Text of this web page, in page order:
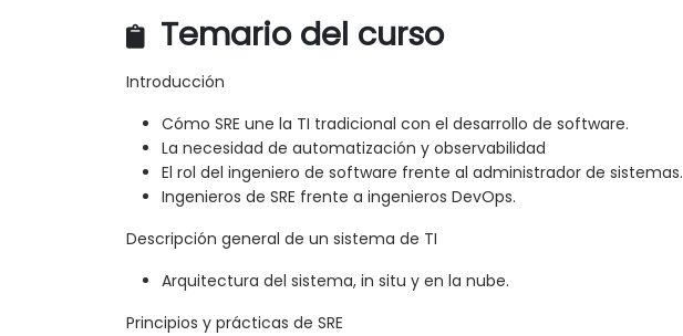
Temario del curso
Introducción
Cómo SRE une la TI tradicional con el desarrollo de software.
La necesidad de automatización y observabilidad
El rol del ingeniero de software frente al administrador de sistemas.
Ingenieros de SRE frente a ingenieros DevOps.
Descripción general de un sistema de TI
Arquitectura del sistema, in situ y en la nube.
Principios y prácticas de SRE